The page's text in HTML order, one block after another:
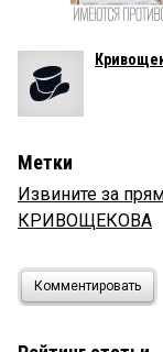
Метки
Извините за
КРИВОЩЕКОВА
Комментировать